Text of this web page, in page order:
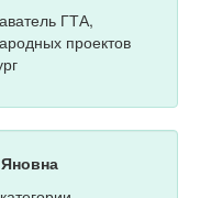
ГТА,
проектов